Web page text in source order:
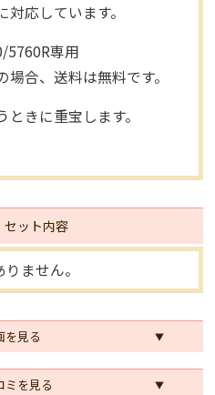
応しています。
5760R専用
合、送料は無料です。
きに重宝します。
セット内容
ません。
を見る
ミを見る